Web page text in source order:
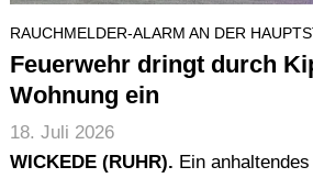
RAUCHMELDER-ALARM AN DER
Feuerwehr dringt durch
Wohnung ein
18. Juli 2026
WICKEDE (RUHR). Ein